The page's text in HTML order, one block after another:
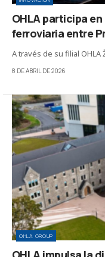
OHLA participa
ferroviaria entre
A través de su filial
8 DE ABRIL DE 2026
OHLA GROUP